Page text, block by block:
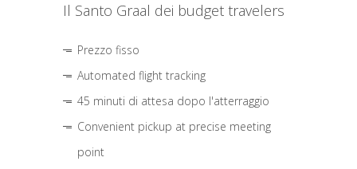
Il Santo Graal dei budget travelers
Prezzo fisso
Automated flight tracking
45 minuti di attesa dopo l'atterraggio
Convenient pickup at precise meeting
point